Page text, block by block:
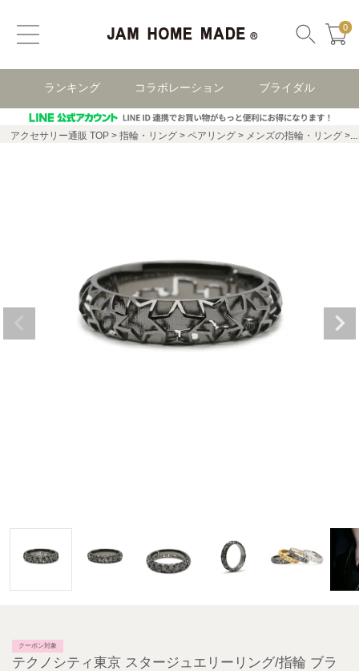
0
ランキング コラボレーション ブライダル
アクセサリー通販 TOP 指輪・リング ペアリング メンズの指輪・リング
クーポン対象
テクノシティ東京 スタージュエリーリング/指輪 ブラ